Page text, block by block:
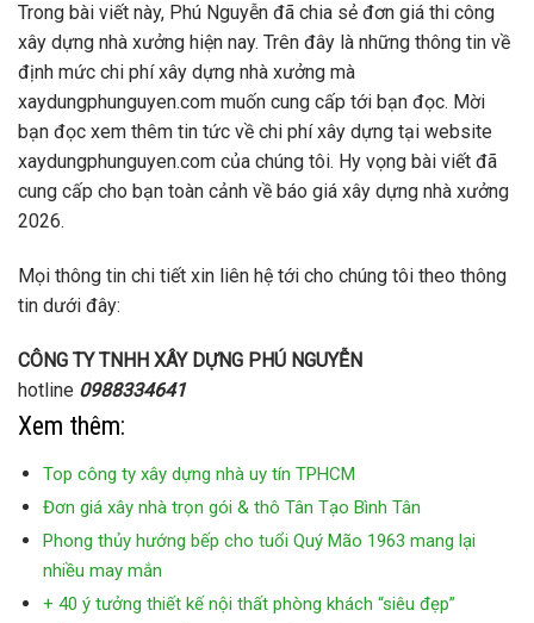
Trong bài viết này, Phú Nguyễn đã chia sẻ đơn giá thi công
xây dựng nhà xưởng hiện nay. Trên đây là những thông tin về
định mức chi phí xây dựng nhà xưởng mà
xaydungphunguyen.com muốn cung cấp tới bạn đọc. Mời
bạn đọc xem thêm tin tức về chi phí xây dựng tại website
xaydungphunguyen.com của chúng tôi. Hy vọng bài viết đã
cung cấp cho bạn toàn cảnh về báo giá xây dựng nhà xưởng
2026.
Mọi thông tin chi tiết xin liên hệ tới cho chúng tôi theo thông
tin dưới đây:
CÔNG TY TNHH XÂY DỰNG PHÚ NGUYỄN
hotline 0988334641
Xem thêm:
Top công ty xây dựng nhà uy tín TPHCM
Đơn giá xây nhà trọn gói & thô Tân Tạo Bình Tân
Phong thủy hướng bếp cho tuổi Quý Mão 1963 mang lại
nhiều may mắn
+ 40 ý tưởng thiết kế nội thất phòng khách “siêu đẹp”